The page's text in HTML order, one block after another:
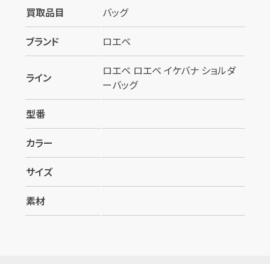
買取品目
バッグ
ブランド
ロエベ
ライン
ロエベ ロエベ イケバナ ショルダ
ーバッグ
型番
カラー
サイズ
素材